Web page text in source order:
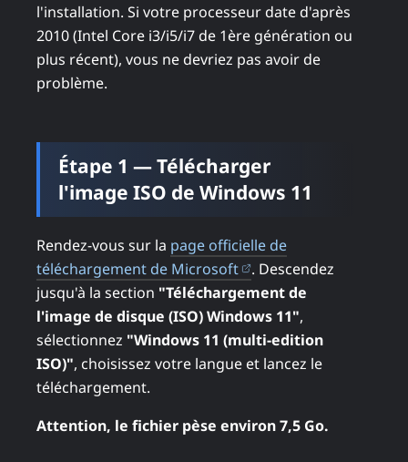
l'installation. Si votre processeur date d'après
2010 (Intel Core i3/i5/i7 de 1ère génération ou
plus récent), vous ne devriez pas avoir de
problème.
Étape 1 — Télécharger
l'image ISO de Windows 11
Rendez-vous sur la page officielle de
téléchargement de Microsoft
(ouvre dans un
. Descendez
jusqu'à la section "Téléchargement de
l'image de disque (ISO) Windows 11",
sélectionnez "Windows 11 (multi-edition
ISO)", choisissez votre langue et lancez le
téléchargement.
Attention, le fichier pèse environ 7,5 Go.